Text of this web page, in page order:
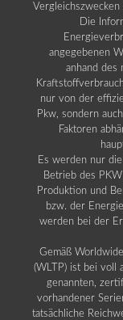
Die
angegebenen
anhand des
nur von der
Pkw, sondern
Faktoren
Es werden nur
Betrieb des
Produktion und
bzw. der
werden bei der
Gemäß
(WLTP) ist bei voll
genannten,
vorhandener
tatsächliche